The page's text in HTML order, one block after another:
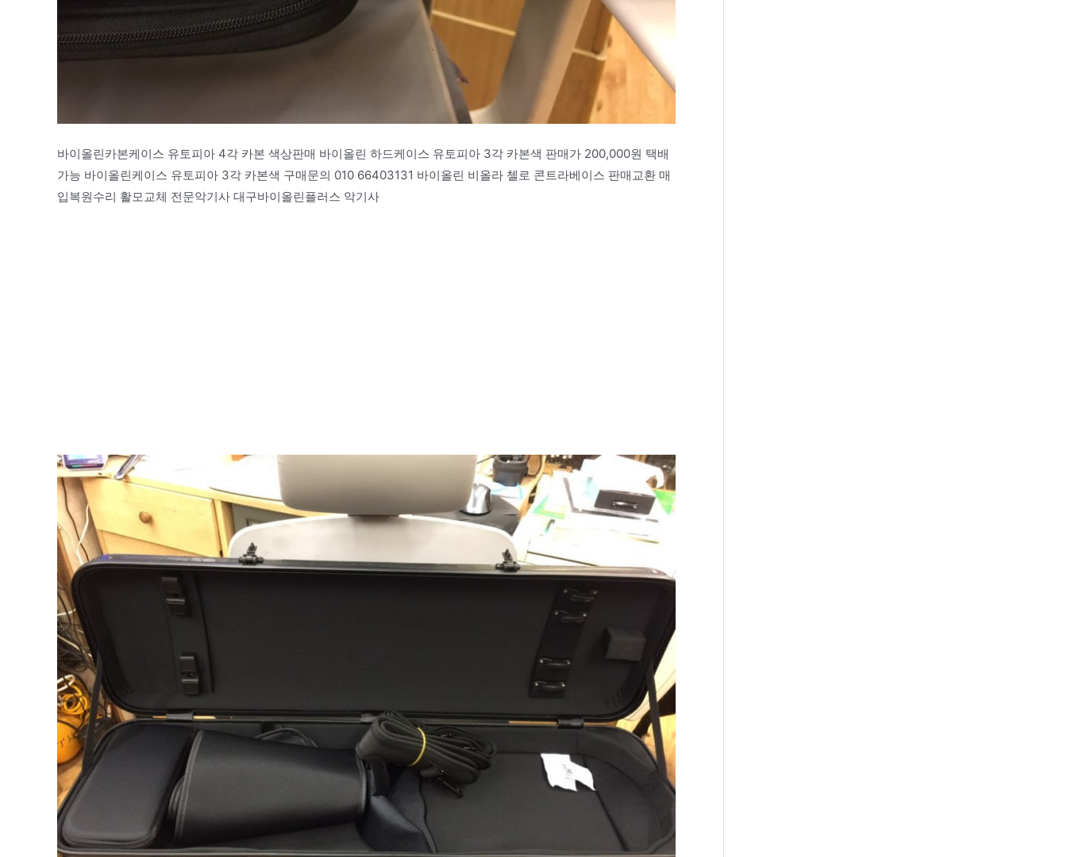
바이올린카본케이스 유토피아 4각 카본 색상판매 바이올린 하드케이스 유토피아 3각 카본색 판매가 200,000원 택배
가능 바이올린케이스 유토피아 3각 카본색 구매문의 010 66403131 바이올린 비올라 첼로 콘트라베이스 판매교환 매
입복원수리 활모교체 전문악기사 대구바이올린플러스 악기사